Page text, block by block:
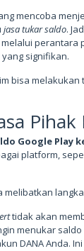
mencoba
jasa tukar saldo.
perantara
signifikan.
bisa
Pihak
Google Play
platform,
melibatkan
tidak akan
menukar saldo
DANA Anda.